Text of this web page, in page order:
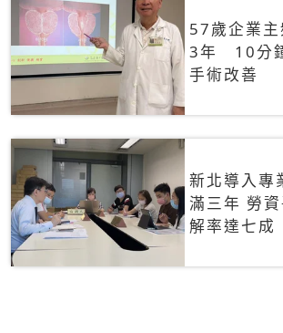
57歲企業
3年 10分
手術改善
新北導入專
滿三年 勞
解率達七成